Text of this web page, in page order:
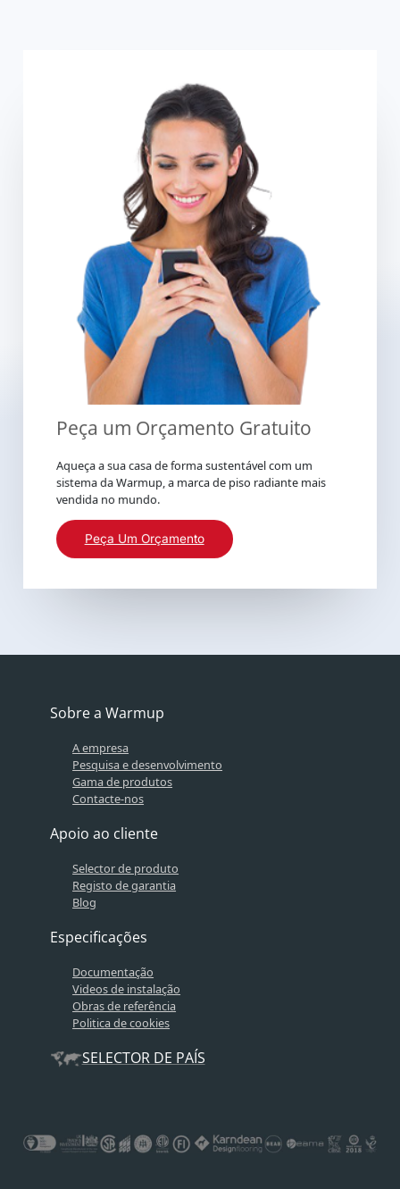
Peça um Orçamento Gratuito
Aqueça a sua casa de forma sustentável com um
sistema da Warmup, a marca de piso radiante mais
vendida no mundo.
Peça Um Orçamento
Sobre a Warmup
A empresa
Pesquisa e desenvolvimento
Gama de produtos
Contacte-nos
Apoio ao cliente
Selector de produto
Registo de garantia
Blog
Especificações
Documentação
Videos de instalação
Obras de referência
Politica de cookies
SELECTOR DE PAÍS